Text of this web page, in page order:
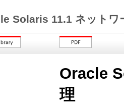
Solaris 11.1 ネットワ
Oracle
理